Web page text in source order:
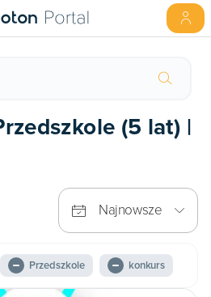
(5 lat) |
Najnowsze
Przedszkole konkurs